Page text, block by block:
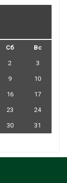
Сб Вс
2 3
9 10
16 17
23 24
30
31